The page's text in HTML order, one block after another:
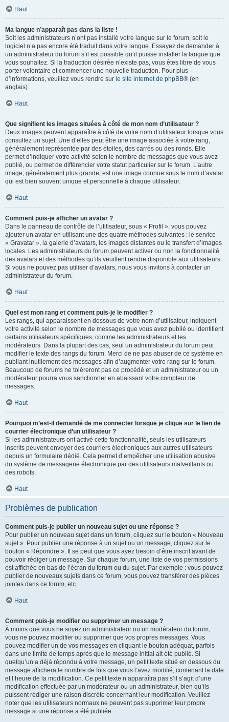
Haut
Ma langue n’apparaît pas dans la liste !
Soit les administrateurs n’ont pas installé votre langue sur le forum, soit le
logiciel n’a pas encore été traduit dans votre langue. Essayez de demander à
un administrateur du forum s’il est possible qu’il puisse installer la langue que
vous souhaitez. Si la traduction désirée n’existe pas, vous êtes libre de vous
porter volontaire et commencer une nouvelle traduction. Pour plus
d’informations, veuillez vous rendre sur le site internet de phpBB® (en
anglais).
Haut
Que signifient les images situées à côté de mon nom d’utilisateur ?
Deux images peuvent apparaître à côté de votre nom d’utilisateur lorsque vous
consultez un sujet. Une d’elles peut être une image associée à votre rang,
généralement représentée par des étoiles, des carrés ou des ronds. Elle
permet d’indiquer votre activité selon le nombre de messages que vous avez
publié, ou permet de différencier votre statut particulier sur le forum. L’autre
image, généralement plus grande, est une image connue sous le nom d’avatar
qui est bien souvent unique et personnelle à chaque utilisateur.
Haut
Comment puis-je afficher un avatar ?
Dans le panneau de contrôle de l’utilisateur, sous « Profil », vous pouvez
ajouter un avatar en utilisant une des quatre méthodes suivantes : le service
« Gravatar », la galerie d’avatars, les images distantes ou le transfert d’images
locales. Les administrateurs du forum peuvent activer ou non la fonctionnalité
des avatars et des méthodes qu’ils veuillent rendre disponible aux utilisateurs.
Si vous ne pouvez pas utiliser d’avatars, nous vous invitons à contacter un
administrateur du forum.
Haut
Quel est mon rang et comment puis-je le modifier ?
Les rangs, qui apparaissent en dessous de votre nom d’utilisateur, indiquent
votre activité selon le nombre de messages que vous avez publié ou identifient
certains utilisateurs spécifiques, comme les administrateurs et les
modérateurs. Dans la plupart des cas, seul un administrateur du forum peut
modifier le texte des rangs du forum. Merci de ne pas abuser de ce système en
publiant inutilement des messages afin d’augmenter votre rang sur le forum.
Beaucoup de forums ne toléreront pas ce procédé et un administrateur ou un
modérateur pourra vous sanctionner en abaissant votre compteur de
messages.
Haut
Pourquoi m’est-il demandé de me connecter lorsque je clique sur le lien de
courrier électronique d’un utilisateur ?
Si les administrateurs ont activé cette fonctionnalité, seuls les utilisateurs
inscrits peuvent envoyer des courriers électroniques aux autres utilisateurs
depuis un formulaire dédié. Cela permet d’empêcher une utilisation abusive
du système de messagerie électronique par des utilisateurs malveillants ou
des robots.
Haut
Problèmes de publication
Comment puis-je publier un nouveau sujet ou une réponse ?
Pour publier un nouveau sujet dans un forum, cliquez sur le bouton « Nouveau
sujet ». Pour publier une réponse à un sujet ou un message, cliquez sur le
bouton « Répondre ». Il se peut que vous ayez besoin d’être inscrit avant de
pouvoir rédiger un message. Sur chaque forum, une liste de vos permissions
est affichée en bas de l’écran du forum ou du sujet. Par exemple : vous pouvez
publier de nouveaux sujets dans ce forum, vous pouvez transférer des pièces
jointes dans ce forum, etc.
Haut
Comment puis-je modifier ou supprimer un message ?
À moins que vous ne soyez un administrateur ou un modérateur du forum,
vous ne pouvez modifier ou supprimer que vos propres messages. Vous
pouvez modifier un de vos messages en cliquant le bouton adéquat, parfois
dans une limite de temps après que le message initial ait été publié. Si
quelqu’un a déjà répondu à votre message, un petit texte situé en dessous du
message affichera le nombre de fois que vous l’avez modifié, contenant la date
et l’heure de la modification. Ce petit texte n’apparaîtra pas s’il s’agit d’une
modification effectuée par un modérateur ou un administrateur, bien qu’ils
puissent rédiger une raison discrète concernant leur modification. Veuillez
noter que les utilisateurs normaux ne peuvent pas supprimer leur propre
message si une réponse a été publiée.